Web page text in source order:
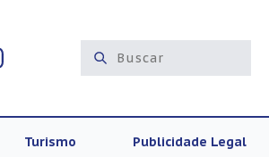
Turismo Publicidade Legal